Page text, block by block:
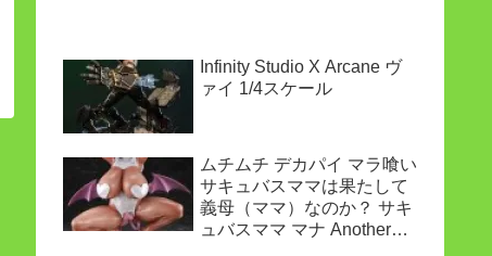
Infinity Studio X Arcane ヴ
ァイ 1/4スケール
ムチムチ デカパイ マラ喰い
サキュバスママは果たして
義母（ママ）なのか？ サキ
ュバスママ マナ Another